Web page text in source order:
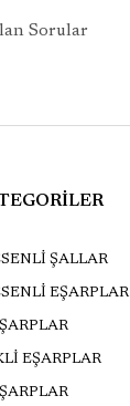
Sorular
ŞALLAR
EŞARPLAR
EŞARPLAR